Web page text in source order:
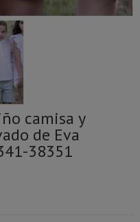
camisa y
de Eva
38351